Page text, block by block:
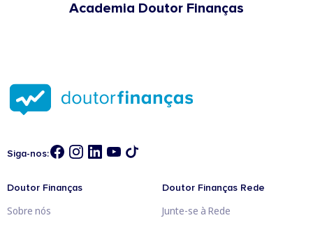
Academia Doutor Finanças
Siga-nos:
Doutor Finanças
Sobre nós
Doutor Finanças Rede
Junte-se à Rede